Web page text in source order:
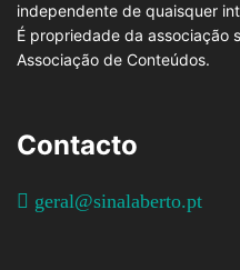
independente de quaisquer
É propriedade da associação
Associação de Conteúdos.
Contacto
geral@sinalaberto.pt